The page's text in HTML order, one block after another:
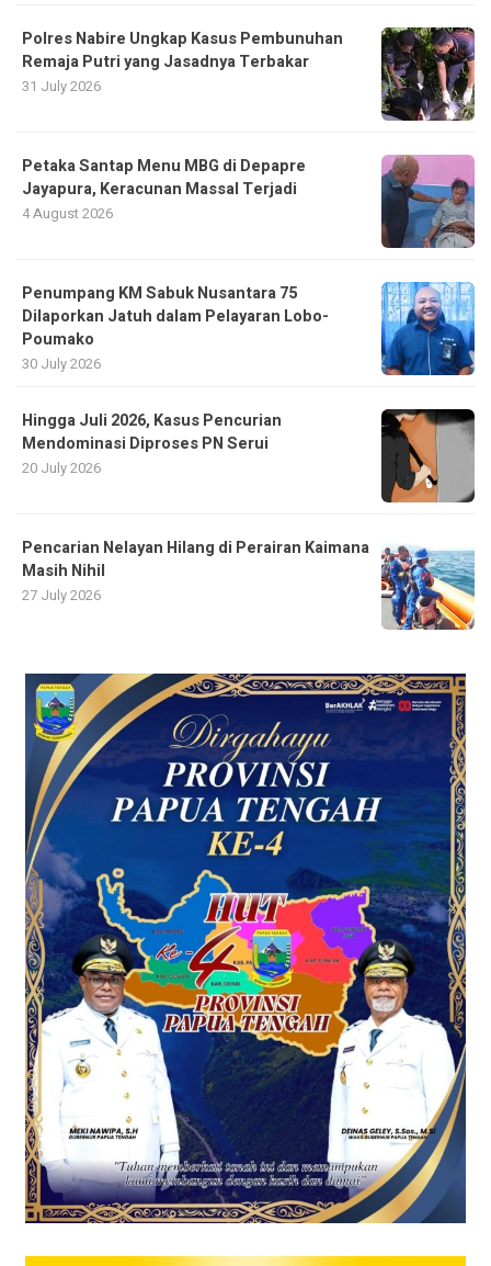
Polres Nabire Ungkap Kasus Pembunuhan
Remaja Putri yang Jasadnya Terbakar
31 July 2026
Petaka Santap Menu MBG di Depapre
Jayapura, Keracunan Massal Terjadi
4 August 2026
Penumpang KM Sabuk Nusantara 75
Dilaporkan Jatuh dalam Pelayaran Lobo-
Poumako
30 July 2026
Hingga Juli 2026, Kasus Pencurian
Mendominasi Diproses PN Serui
20 July 2026
Pencarian Nelayan Hilang di Perairan Kaimana
Masih Nihil
27 July 2026